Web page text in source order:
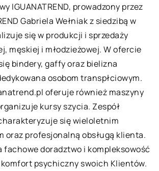
IGUANATREND, prowadzony przez
Gabriela Wełniak z siedzibą w
się w produkcji i sprzedaży
męskiej i młodzieżowej. W ofercie
bindery, gaffy oraz bielizna
osobom transpłciowym.
oferuje również maszyny
kursy szycia. Zespół
charakteryzuje się wieloletnim
oraz profesjonalną obsługą klienta.
fachowe doradztwo i kompleksowość
psychiczny swoich Klientów.